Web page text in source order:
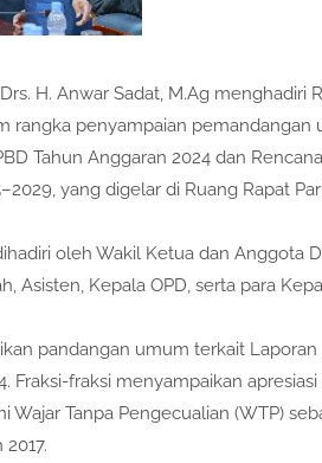
H. Anwar Sadat, M.Ag menghadiri
rangka penyampaian pemandangan
Tahun Anggaran 2024 dan Rencana
yang digelar di Ruang Rapat
oleh Wakil Ketua dan Anggota
Asisten, Kepala OPD, serta para
pandangan umum terkait Laporan
Fraksi-fraksi menyampaikan
Tanpa Pengecualian (WTP)